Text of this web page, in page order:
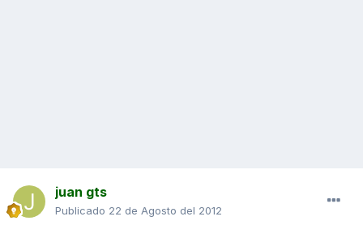
juan gts
Publicado 22 de Agosto del 2012